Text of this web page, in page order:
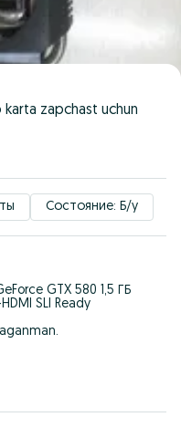
zapchast uchun
Состояние: Б/у
GTX 580 1,5 ГБ
SLI Ready